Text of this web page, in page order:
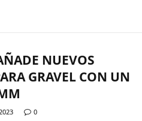
NUEVOS
GRAVEL CON UN
0